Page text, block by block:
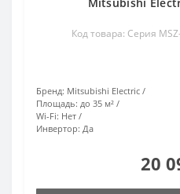
Код товара: Серия
Бренд: Mitsubishi Electric
Площадь: до 35 м²
Wi-Fi: Нет
Инвертор: Да
20